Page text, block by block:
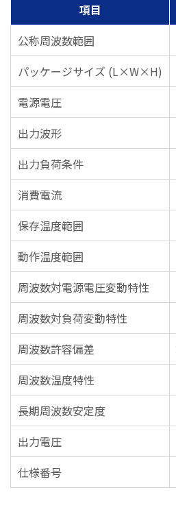
項目
公称周波数範囲
パッケージサイズ (L×W×H)
電源電圧
出力波形
出力負荷条件
消費電流
保存温度範囲
動作温度範囲
周波数対電源電圧変動特性
周波数対負荷変動特性
周波数許容偏差
周波数温度特性
長期周波数安定度
出力電圧
仕様番号